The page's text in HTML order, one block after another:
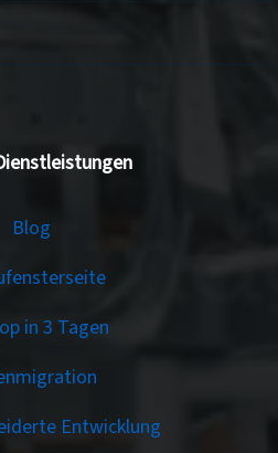
Blog
in 3 Tagen
Entwicklung